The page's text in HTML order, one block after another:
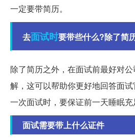
一定要带简历。
去面试时要带些什么?除了简
除了简历之外，在面试前最好对
解，这可以帮助你更好地回答面
一次面试时，要保证前一天睡眠充
面试需要带上什么证件